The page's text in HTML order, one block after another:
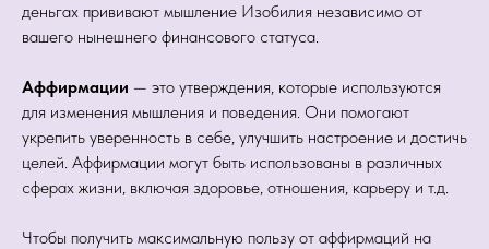
деньгах прививают мышление Изобилия независимо от
вашего нынешнего финансового статуса.
Аффирмации — это утверждения, которые используются
для изменения мышления и поведения. Они помогают
укрепить уверенность в себе, улучшить настроение и достичь
целей. Аффирмации могут быть использованы в различных
сферах жизни, включая здоровье, отношения, карьеру и т.д.
Чтобы получить максимальную пользу от аффирмаций на